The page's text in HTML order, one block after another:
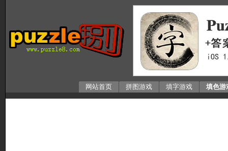
网站首页 拼图游戏 填字游戏 填色游